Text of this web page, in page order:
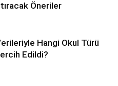
Öneriler
Hangi Okul Türü
Edildi?